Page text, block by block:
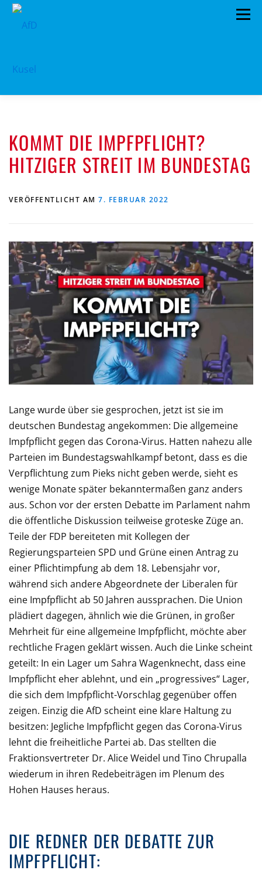
Zum
Inhalt
Menü
PROGRAMM KONTAKT
MITGLIED WERDEN SPENDEN IMPRESSUM
KOMMT DIE IMPFPFLICHT?
HITZIGER STREIT IM BUNDESTAG
VERÖFFENTLICHT AM 7. FEBRUAR 2022
Lange wurde über sie gesprochen, jetzt ist sie im
deutschen Bundestag angekommen: Die allgemeine
Impfpflicht gegen das Corona-Virus. Hatten nahezu alle
Parteien im Bundestagswahlkampf betont, dass es die
Verpflichtung zum Pieks nicht geben werde, sieht es
wenige Monate später bekanntermaßen ganz anders
aus. Schon vor der ersten Debatte im Parlament nahm
die öffentliche Diskussion teilweise groteske Züge an.
Teile der FDP bereiteten mit Kollegen der
Regierungsparteien SPD und Grüne einen Antrag zu
einer Pflichtimpfung ab dem 18. Lebensjahr vor,
während sich andere Abgeordnete der Liberalen für
eine Impfpflicht ab 50 Jahren aussprachen. Die Union
plädiert dagegen, ähnlich wie die Grünen, in großer
Mehrheit für eine allgemeine Impfpflicht, möchte aber
rechtliche Fragen geklärt wissen. Auch die Linke scheint
geteilt: In ein Lager um Sahra Wagenknecht, dass eine
Impfpflicht eher ablehnt, und ein „progressives“ Lager,
die sich dem Impfpflicht-Vorschlag gegenüber offen
zeigen. Einzig die AfD scheint eine klare Haltung zu
besitzen: Jegliche Impfpflicht gegen das Corona-Virus
lehnt die freiheitliche Partei ab. Das stellten die
Fraktionsvertreter Dr. Alice Weidel und Tino Chrupalla
wiederum in ihren Redebeiträgen im Plenum des
Hohen Hauses heraus.
DIE REDNER DER DEBATTE ZUR
IMPFPFLICHT: